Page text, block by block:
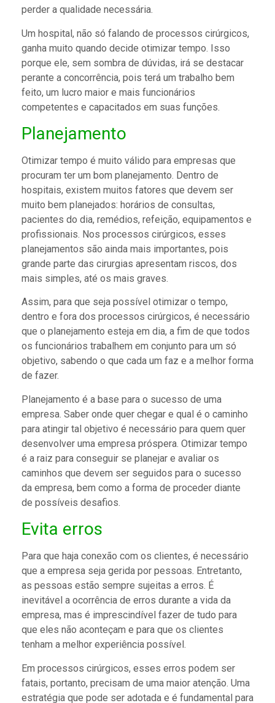
perder a qualidade necessária.
Um hospital, não só falando de processos cirúrgicos,
ganha muito quando decide otimizar tempo. Isso
porque ele, sem sombra de dúvidas, irá se destacar
perante a concorrência, pois terá um trabalho bem
feito, um lucro maior e mais funcionários
competentes e capacitados em suas funções.
Planejamento
Otimizar tempo é muito válido para empresas que
procuram ter um bom planejamento. Dentro de
hospitais, existem muitos fatores que devem ser
muito bem planejados: horários de consultas,
pacientes do dia, remédios, refeição, equipamentos e
profissionais. Nos processos cirúrgicos, esses
planejamentos são ainda mais importantes, pois
grande parte das cirurgias apresentam riscos, dos
mais simples, até os mais graves.
Assim, para que seja possível otimizar o tempo,
dentro e fora dos processos cirúrgicos, é necessário
que o planejamento esteja em dia, a fim de que todos
os funcionários trabalhem em conjunto para um só
objetivo, sabendo o que cada um faz e a melhor forma
de fazer.
Planejamento é a base para o sucesso de uma
empresa. Saber onde quer chegar e qual é o caminho
para atingir tal objetivo é necessário para quem quer
desenvolver uma empresa próspera. Otimizar tempo
é a raiz para conseguir se planejar e avaliar os
caminhos que devem ser seguidos para o sucesso
da empresa, bem como a forma de proceder diante
de possíveis desafios.
Evita erros
Para que haja conexão com os clientes, é necessário
que a empresa seja gerida por pessoas. Entretanto,
as pessoas estão sempre sujeitas a erros. É
inevitável a ocorrência de erros durante a vida da
empresa, mas é imprescindível fazer de tudo para
que eles não aconteçam e para que os clientes
tenham a melhor experiência possível.
Em processos cirúrgicos, esses erros podem ser
fatais, portanto, precisam de uma maior atenção. Uma
estratégia que pode ser adotada e é fundamental para